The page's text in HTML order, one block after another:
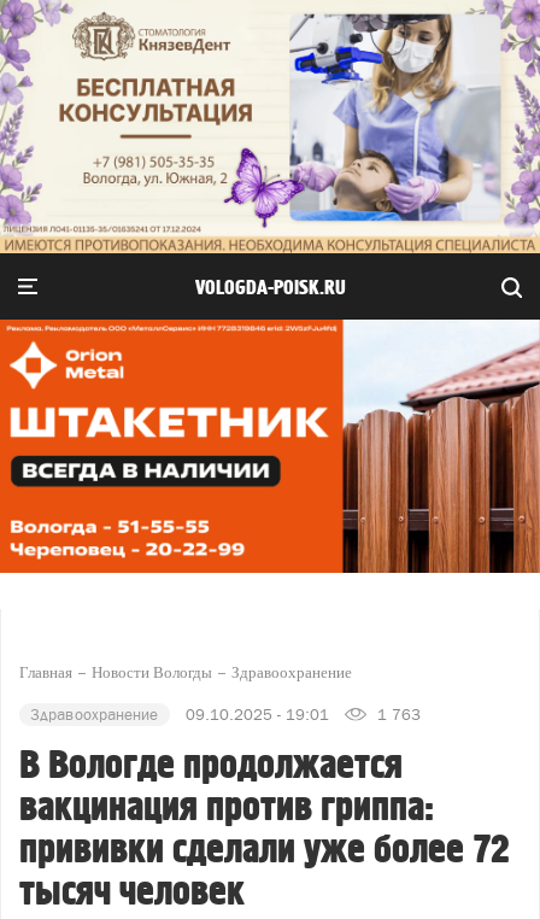
VOLOGDA-POISK.RU
Главная Новости Вологды Здравоохранение
Здравоохранение 09.10.2025 - 19:01 1 763
В Вологде продолжается
вакцинация против гриппа:
прививки сделали уже более 72
тысяч человек